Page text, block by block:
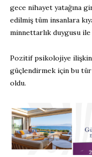
gece nihayet yatağına
edilmiş tüm insanlara
minnettarlık duygusu ile
Pozitif psikolojiye
güçlendirmek için bu tür
oldu.